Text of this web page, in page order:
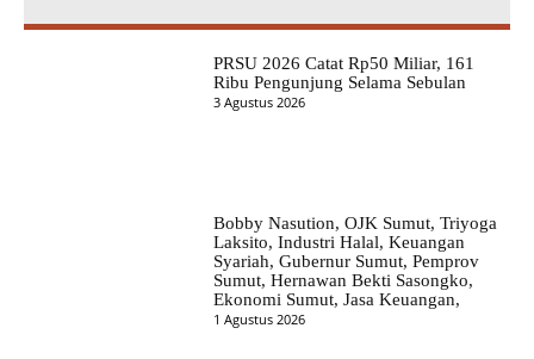
PRSU 2026 Catat Rp50 Miliar, 161
Ribu Pengunjung Selama Sebulan
3 Agustus 2026
Bobby Nasution, OJK Sumut, Triyoga
Laksito, Industri Halal, Keuangan
Syariah, Gubernur Sumut, Pemprov
Sumut, Hernawan Bekti Sasongko,
Ekonomi Sumut, Jasa Keuangan,
1 Agustus 2026